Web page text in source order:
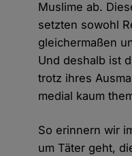
Muslime ab.
setzten sowohl
gleichermaßen
Und deshalb ist
trotz ihres
medial kaum
So erinnern wir
um Täter geht,